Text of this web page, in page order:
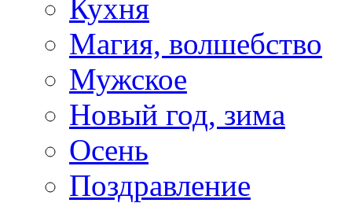
Кухня
Магия, волшебство
Мужское
Новый год, зима
Осень
Поздравление